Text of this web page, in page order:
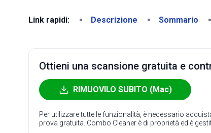
Link rapidi: Descrizione Sommario
Ottieni una scansione gratuita e
RIMUOVILO SUBITO (Mac)
Per utilizzare tutte le funzionalità, è necessario
prova gratuita. Combo Cleaner è di proprietà ed è